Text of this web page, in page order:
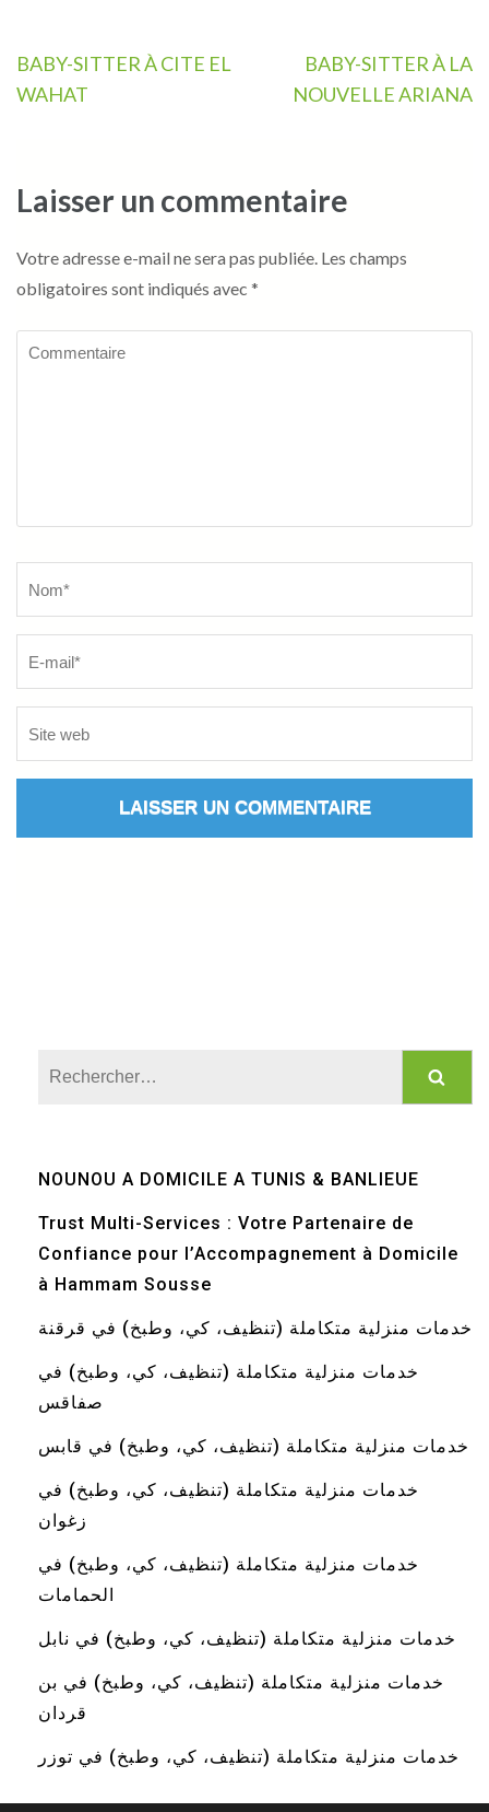
Navigation
de
BABY-SITTER À CITE EL
WAHAT
BABY-SITTER À LA
NOUVELLE ARIANA
Laisser un commentaire
Votre adresse e-mail ne sera pas publiée. Les champs
obligatoires sont indiqués avec *
Commentaire
NOUNOU A DOMICILE A TUNIS & BANLIEUE
Trust Multi-Services : Votre Partenaire de
Confiance pour l’Accompagnement à Domicile
à Hammam Sousse
خدمات منزلية متكاملة (تنظيف، كي، وطبخ) في قرقنة
خدمات منزلية متكاملة (تنظيف، كي، وطبخ) في
صفاقس
خدمات منزلية متكاملة (تنظيف، كي، وطبخ) في قابس
خدمات منزلية متكاملة (تنظيف، كي، وطبخ) في
زغوان
خدمات منزلية متكاملة (تنظيف، كي، وطبخ) في
الحمامات
خدمات منزلية متكاملة (تنظيف، كي، وطبخ) في نابل
خدمات منزلية متكاملة (تنظيف، كي، وطبخ) في بن
قردان
خدمات منزلية متكاملة (تنظيف، كي، وطبخ) في توزر